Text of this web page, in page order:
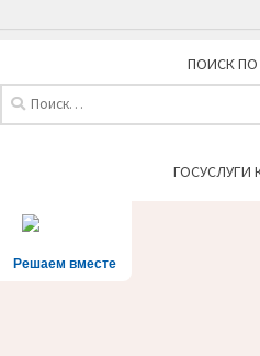
ПОИСК ПО
ГОСУСЛУГИ
Решаем вместе